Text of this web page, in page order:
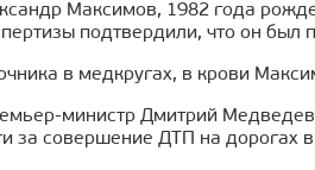
Максимов, 1982 года
подтвердили, что он был
в медкругах, в крови
министр Дмитрий
за совершение ДТП на дорогах